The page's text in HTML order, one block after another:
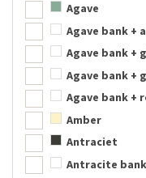
Neopreen
Nylon
Parachute zijde
PE kunststof
PE-schuim
Polyethyleen
Polypropyleen
PU-schuim
Agave
Agave bank +
Agave bank +
Agave bank +
Agave bank +
Amber
Antraciet
Antracite